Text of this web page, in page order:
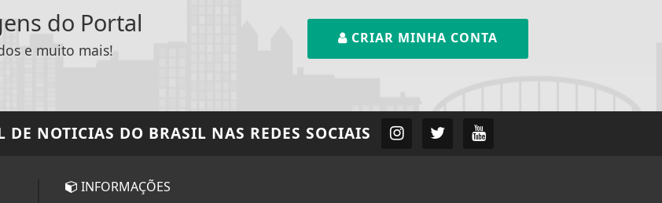
do Portal
e muito mais!
CRIAR MINHA CONTA
DE NOTICIAS DO BRASIL NAS REDES SOCIAIS
INFORMAÇÕES